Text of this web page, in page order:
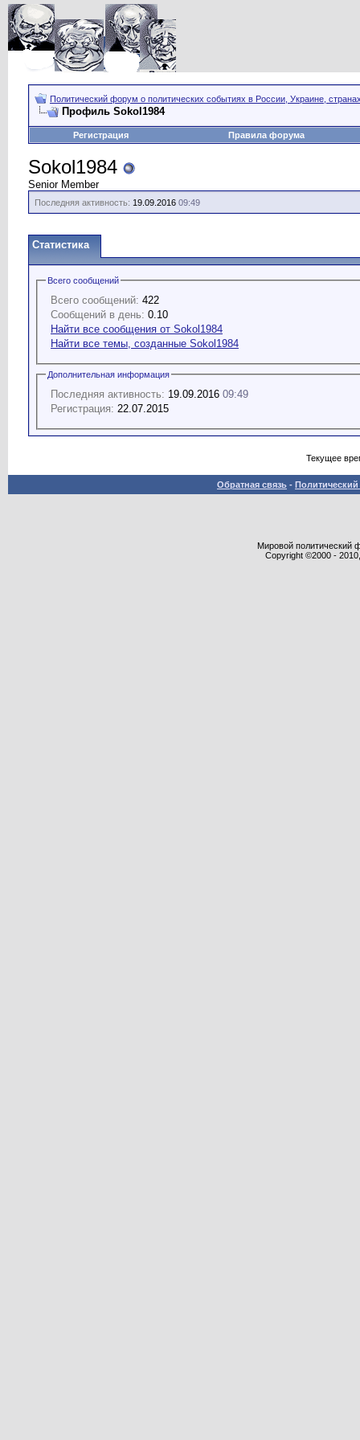
Политический форум о политических событиях в России, Украине,
Профиль Sokol1984
Регистрация Правила форума
Sokol1984
Senior Member
Последняя активность: 19.09.2016 09:49
Статистика
Всего сообщений
Всего сообщений: 422
Сообщений в день: 0.10
Найти все сообщения от Sokol1984
Найти все темы, созданные Sokol1984
Дополнительная информация
Последняя активность: 19.09.2016 09:49
Регистрация: 22.07.2015
Текущее
Обратная связь -
Мировой политический
Copyright ©2000 -